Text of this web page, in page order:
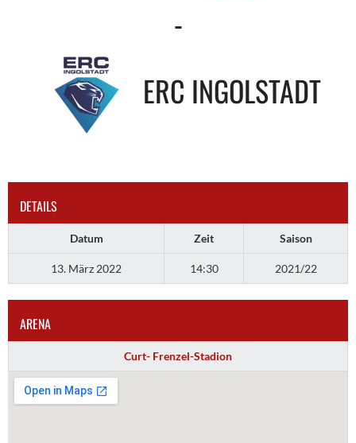
-
ERC INGOLSTADT
DETAILS
Datum Zeit Saison
13. März 2022 14:30 2021/22
ARENA
Curt- Frenzel-Stadion